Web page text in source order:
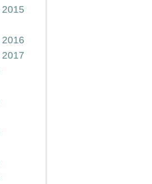
2015
2016
2017